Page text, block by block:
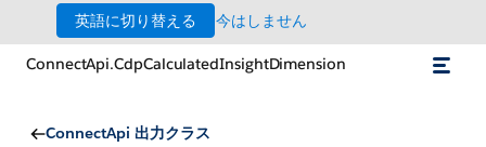
英語に切り替える
今はしません
ConnectApi.CdpCalculatedInsightDimension
ConnectApi 出力クラス